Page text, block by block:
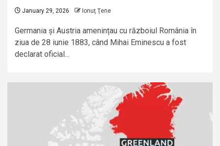
January 29, 2026 Ionuţ Ţene
Germania și Austria amenințau cu războiul România în
ziua de 28 iunie 1883, când Mihai Eminescu a fost
declarat oficial...